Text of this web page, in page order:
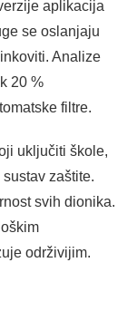
aplikacija
se oslanjaju
Analize
20 %
filtre.
uključiti škole,
zaštite.
svih dionika.
održivijim.